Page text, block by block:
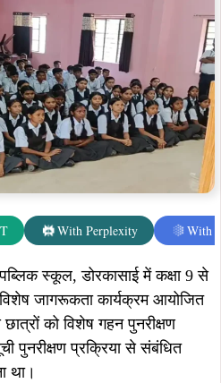
With Perplexity With
स्कूल, डोरकासाई में कक्षा 9 से
विशेष जागरूकता कार्यक्रम आयोजित
को विशेष गहन पुनरीक्षण
पुनरीक्षण प्रक्रिया से संबंधित
था।